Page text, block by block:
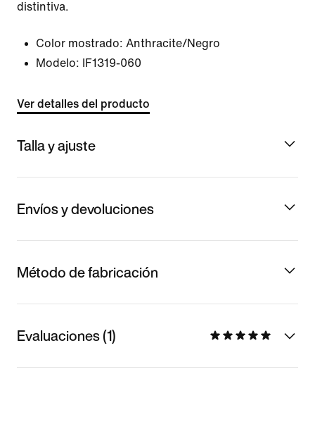
distintiva.
Color mostrado: Anthracite/Negro
Modelo:
IF1319-060
Ver detalles del producto
Talla y ajuste
Envíos y devoluciones
Método de fabricación
Evaluaciones (1)